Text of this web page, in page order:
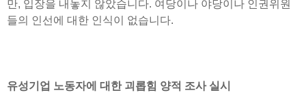
만, 입장을 내놓지 않았습니다. 여당이나 야당이나 인권위원
들의 인선에 대한 인식이 없습니다.
유성기업 노동자에 대한 괴롭힘 양적 조사 실시